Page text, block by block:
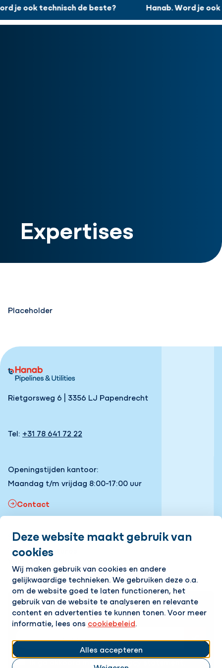
Deze website maakt gebruik van
cookies
Wij maken gebruik van cookies en andere
gelijkwaardige technieken. We gebruiken deze o.a.
om de website goed te laten functioneren, het
gebruik van de website te analyseren en relevante
content en advertenties te kunnen tonen. Voor meer
informatie, lees ons cookiebeleid.
Alles accepteren
Hanab. Word je ook technisch de beste?
je ook technisch de beste? Hanab. Word je
Werken bij Menu
Expertises
Placeholder
Rietgorsweg 6 | 3356 LJ Papendrecht
Tel: +31 78 641 72 22
Openingstijden kantoor:
Maandag t/m vrijdag 8:00-17:00 uur
Contact
Snel naar
Onze vacatures
Volg ons
LinkedInInstagramFacebookYouTube
Op de hoogte blijven van het laatste nieuws?
Ontvang onze nieuwsbrief in je mailbox!
Ik ga akkoord met hetprivacy statement.
Sluiten